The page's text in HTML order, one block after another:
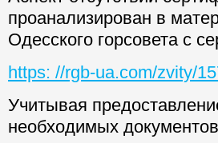
проанализирован в
Одесского горсовета с
https: //rgb-ua.com/zvity/
Учитывая
необходимых